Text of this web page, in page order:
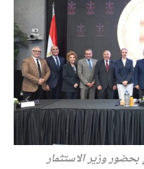
وزير الاستثمار